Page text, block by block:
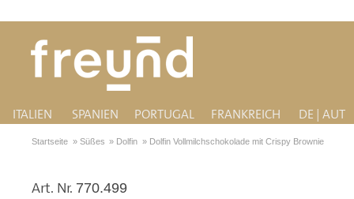
ITALIEN SPANIEN PORTUGAL FRANKREICH DE | AUT
Startseite » Süßes » Dolfin » Dolfin Vollmilchschokolade mit Crispy Brownie
Art. Nr. 770.499